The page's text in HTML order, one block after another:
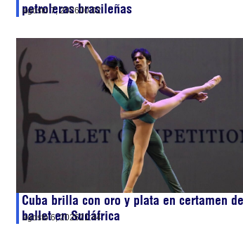
petroleras brasileñas
agosto 7, 202600:02
Cuba brilla con oro y plata en certamen de
ballet en Sudáfrica
agosto 6, 202621:44